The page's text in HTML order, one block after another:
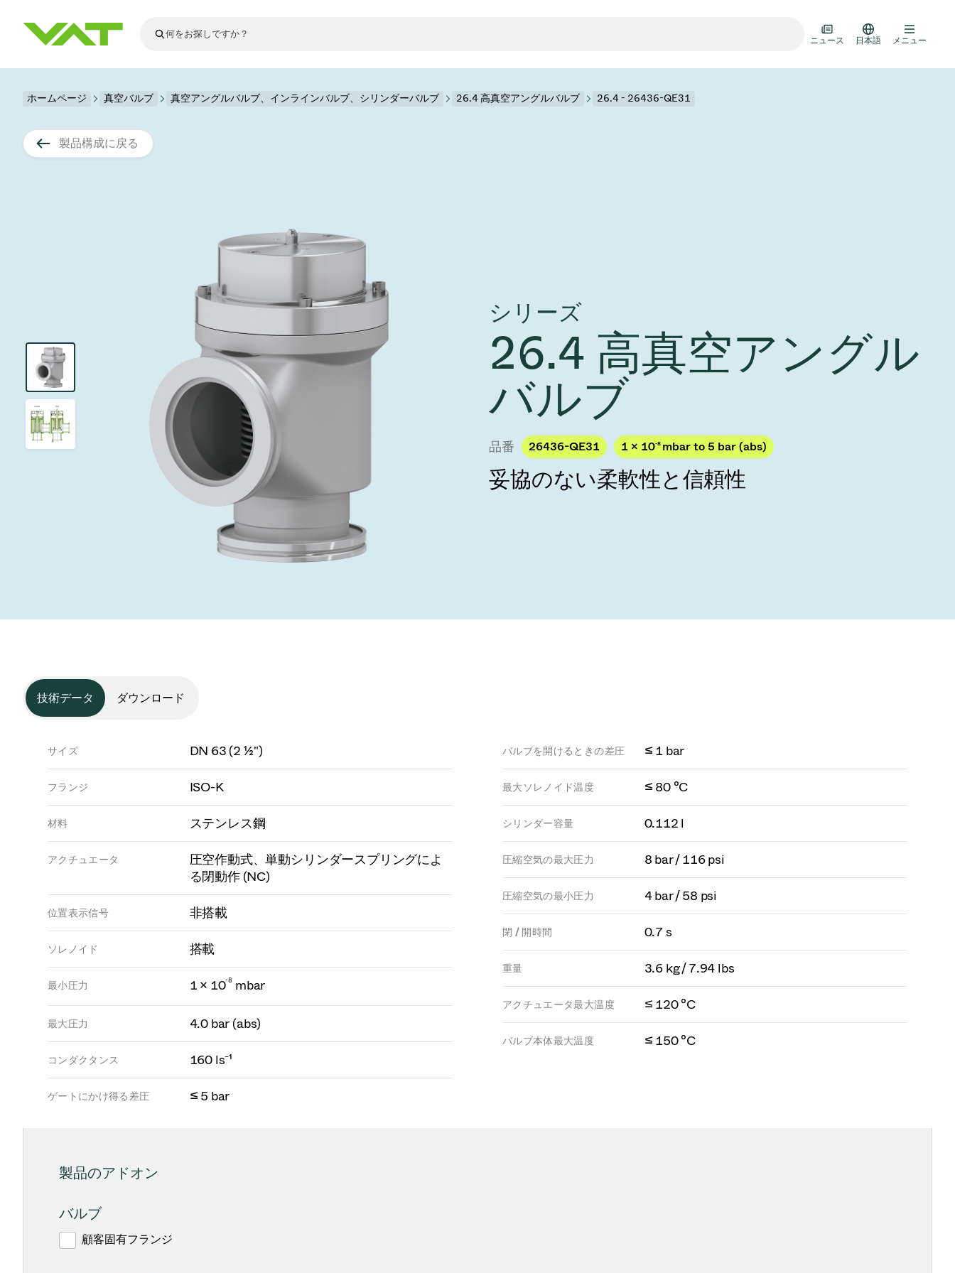
ニュース
最新ニュース すべてのニュースを見る
Semicon India 2026で精密技術
を追求し、進歩を支えます。
イベント情報
Semicon Taiwan 2026で精密技
術を革新し、未来を実現しま
VAT Media Release on Half-
year 2026 Results
Ad hoc announcement pursuant to Art. 53
LR
Ad hoc announcement pursuant to Art. 53
日本語 メニュー
VATについて
真空バルブ
真空ゲートバルブ
真空アングルバルブ、インラインバルブ、シリンダーバルブ
真空振り子式バルブ
圧力リリーフ／ベントバルブ
ガス封入弁
3ポジションバルブ
バキュームチェックバルブ
緊急遮断/ビームストッパーバルブ
真空オールメタルバルブ
真空トランスファーバルブ
真空モジュール
基板搬送
スパッタリング
OLED 蒸着
OLEDのインクジェット印刷
サブファブシステム
科学機器と医学
コーティング
真空輸送
医薬品の凍結乾燥
発電
サブファブシステム
研究分野
高エネルギー物理学
あなたのアプリケーション
標準修理サービス
固定価格修理サービス
Shares and debt
コーポレートガバナンス
Event calendar
Analyst coverage
Contact for investors
News services
キャリア
サプライチェーンマネジメント
ダウンロード
ホームページ 真空バルブ 真空アングルバルブ、インラインバルブ、シリンダーバルブ 26.4 高真空アングルバルブ 26.4 - 26436-QE31
製品構成に戻る
シリーズ
26.4 高真空アングル
バルブ
品番 26436-QE31 1 × 10-8 mbar to 5 bar (abs)
妥協のない柔軟性と信頼性
技術データ ダウンロード
サイズ DN 63 (2 ½")
フランジ ISO-K
材料 ステンレス鋼
アクチュエータ
圧空作動式、単動シリンダースプリングによ
る閉動作 (NC)
位置表示信号 非搭載
ソレノイド 搭載
最小圧力 1 × 10-8 mbar
最大圧力 4.0 bar (abs)
コンダクタンス 160 ls⁻¹
ゲートにかけ得る差圧 ≤ 5 bar
バルブを開けるときの差圧 ≤ 1 bar
最大ソレノイド温度 ≤ 80 °C
シリンダー容量 0.112 l
圧縮空気の最大圧力 8 bar / 116 psi
圧縮空気の最小圧力 4 bar / 58 psi
閉 / 開時間 0.7 s
重量 3.6 kg / 7.94 lbs
アクチュエータ最大温度 ≤ 120 °C
バルブ本体最大温度 ≤ 150 °C
製品のアドオン
バルブ
顧客固有フランジ